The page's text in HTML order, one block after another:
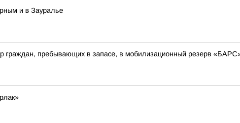
и в Зауралье
граждан, пребывающих в запасе, в мобилизационный резерв